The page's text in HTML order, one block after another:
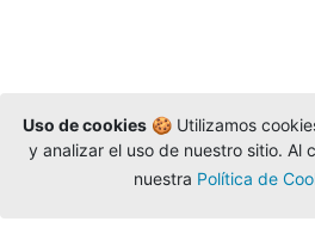
Uso de cookies 🍪 Utilizamos
y analizar el uso de nuestro sitio. Al
nuestra Política de